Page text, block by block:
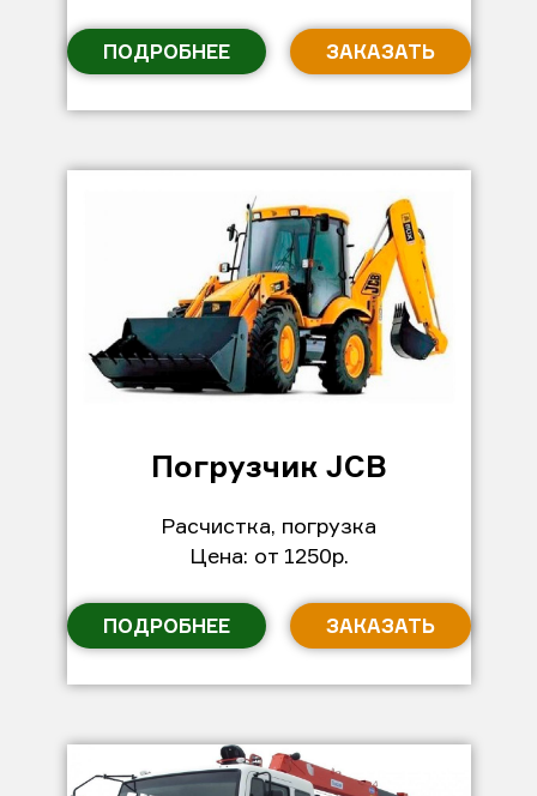
ПОДРОБНЕЕ ЗАКАЗАТЬ
Погрузчик JCB
Расчистка, погрузка
Цена: от 1250р.
ПОДРОБНЕЕ ЗАКАЗАТЬ